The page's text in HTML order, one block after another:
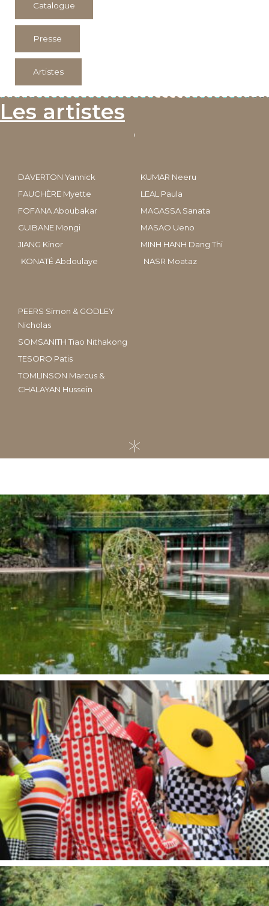
Catalogue
Presse
Artistes
Les artistes
DAVERTON Yannick
FAUCHÈRE Myette
FOFANA Aboubakar
GUIBANE Mongi
JIANG Kinor
KONATÉ Abdoulaye
KUMAR Neeru
LEAL Paula
MAGASSA Sanata
MASAO Ueno
MINH HANH Dang Thi
NASR Moataz
PEERS Simon & GODLEY
Nicholas
SOMSANITH Tiao Nithakong
TESORO Patis
TOMLINSON Marcus &
CHALAYAN Hussein